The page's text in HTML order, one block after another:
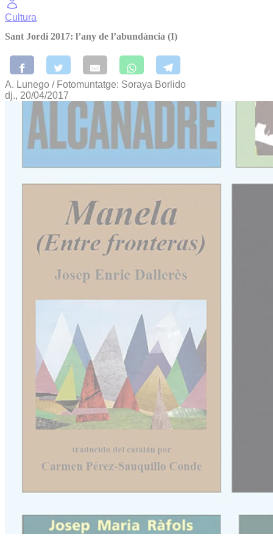
Cultura
Sant Jordi 2017: l’any de l’abundància (I)
A. Lunego / Fotomuntatge: Soraya Borlido
dj., 20/04/2017